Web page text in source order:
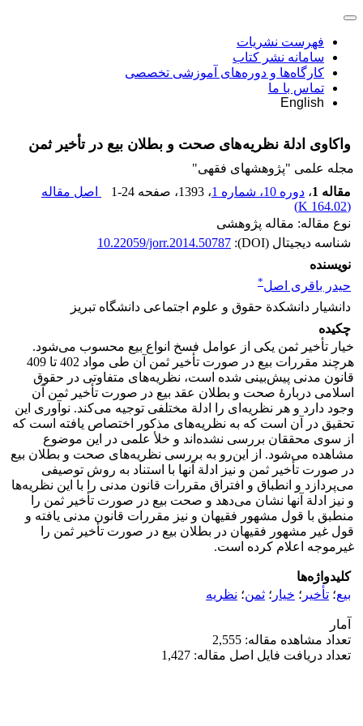
فهرست نشریات
سامانه نشر کتاب
کارگاه‌ها و دوره‌های آموزشی تخصصی
تماس با ما
English
واکاوی ادلة نظریه‌های صحت و بطلان بیع در تأخیر ثمن
مجله علمی "پژوهشهای فقهی"
مقاله 1
، دوره 10، شماره 1 ، 1393 ، صفحه 1-24
اصل مقاله
(
164.02 K
)
نوع مقاله: مقاله پژوهشی
شناسه دیجیتال (DOI):
10.22059/jorr.2014.50787
نویسنده
حیدر باقری اصل*
دانشیار دانشکدة حقوق و علوم اجتماعی دانشگاه تبریز
چکیده
خیار تأخیر ثمن یکی از عوامل فسخ انواع بیع محسوب می‌شود.
هرچند مقررات بیع در صورت تأخیر ثمن آن طی مواد 402 تا 409
قانون مدنی پیش‌بینی شده است، نظریه‌های متفاوتی در حقوق
اسلامی دربارۀ صحت و بطلان عقد بیع در صورت تأخیر ثمن آن
وجود دارد و هر نظریه‌ای را ادلة مختلفی توجیه می‌کند. نوآوری این
تحقیق در آن است که به نظریه‌های مذکور اختصاص یافته است که
از سوی محققان بررسی نشده‌اند و خلأ علمی در این موضوع
مشاهده می‌شود. از این‌رو به بررسی نظریه‌های صحت و بطلان بیع
در صورت تأخیر ثمن و نیز ادلة آنها با استناد به روش توصیفی
می‌پردازد و انطباق و افتراق مقررات قانون مدنی را با این نظریه‌ها
و نیز ادلة آنها نشان می‌دهد و صحت بیع در صورت تأخیر ثمن را
منطبق با قول مشهور فقیهان و نیز مقررات قانون مدنی یافته و
قول غیر مشهور فقیهان در بطلان بیع در صورت تأخیر ثمن را
غیرموجه اعلام کرده است.
کلیدواژه‌ها
بیع؛ تأخیر ؛ خیار ؛ ثمن؛ نظریه
آمار
تعداد مشاهده مقاله: 2,555
تعداد دریافت فایل اصل مقاله: 1,427